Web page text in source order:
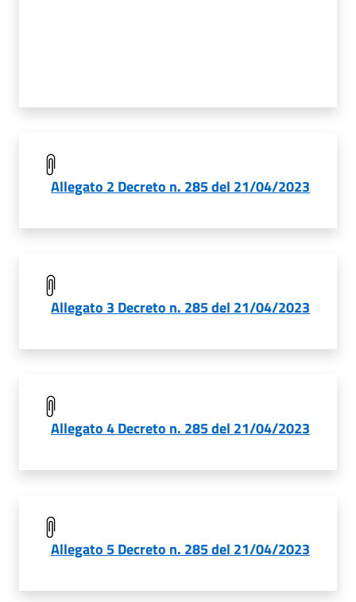
Allegato 2 Decreto n. 285 del 21/04/2023
Allegato 3 Decreto n. 285 del 21/04/2023
Allegato 4 Decreto n. 285 del 21/04/2023
Allegato 5 Decreto n. 285 del 21/04/2023